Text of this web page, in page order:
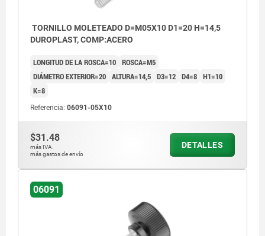
TORNILLO MOLETEADO D=M05X10 D1=20 H=14,5
DUROPLAST, COMP:ACERO
LONGITUD DE LA ROSCA=10 ROSCA=M5
DIÁMETRO EXTERIOR=20 ALTURA=14,5 D3=12 D4=8 H1=10
K=8
Referencia: 06091-05X10
$31.48
más IVA.
más gastos de envío
DETALLES
06091